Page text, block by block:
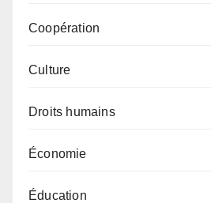
Coopération
Culture
Droits humains
Économie
Éducation